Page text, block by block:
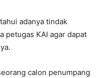
adanya tindak
petugas KAI agar dapat
calon penumpang